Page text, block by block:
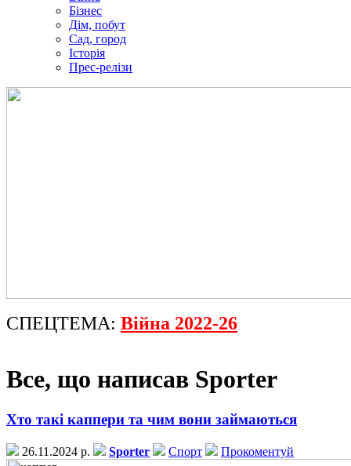
Бізнес
Дім, побут
Сад, город
Історія
Прес-релізи
СПЕЦТЕМА: Війна 2022-26
Все, що написав Sporter
Хто такі каппери та чим вони займаються
26.11.2024 р. Sporter Спорт Прокоментуй